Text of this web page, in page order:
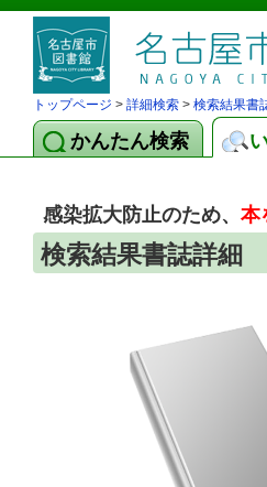
トップページ > 詳細検索 > 検索結果書
かんたん検索
感染拡大防止のため、本
検索結果書誌詳細